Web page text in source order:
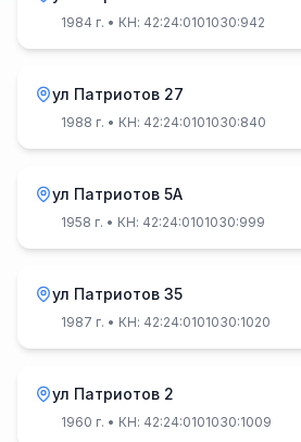
1984 г. • КН: 42:24:0101030:942
ул Патриотов 27
1988 г. • КН: 42:24:0101030:840
ул Патриотов 5А
1958 г. • КН: 42:24:0101030:999
ул Патриотов 35
1987 г. • КН: 42:24:0101030:1020
ул Патриотов 2
1960 г. • КН: 42:24:0101030:1009